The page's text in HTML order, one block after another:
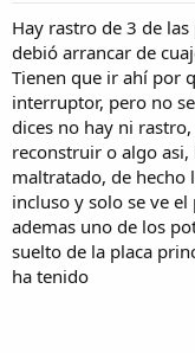
Hay rastro de 3 de
debió arrancar de
Tienen que ir ahí por
interruptor, pero no
dices no hay ni
reconstruir o algo asi,
maltratado, de hecho
incluso y solo se ve
ademas uno de los
suelto de la placa
ha tenido